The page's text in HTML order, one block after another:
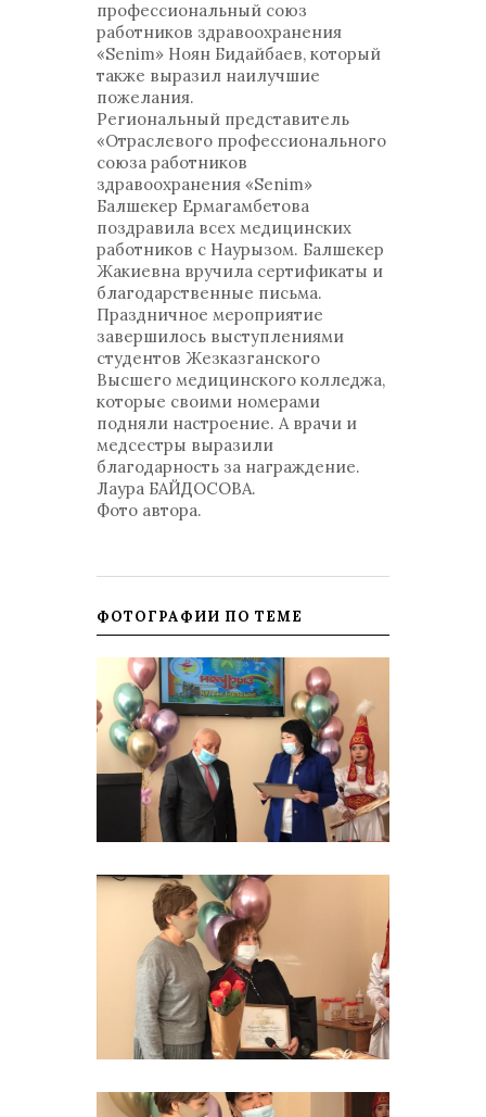
профессиональный союз
работников здравоохранения
«Senim» Ноян Бидайбаев, который
также выразил наилучшие
пожелания.
Региональный представитель
«Отраслевого профессионального
союза работников
здравоохранения «Senim»
Балшекер Ермагамбетова
поздравила всех медицинских
работников с Наурызом. Балшекер
Жакиевна вручила сертификаты и
благодарственные письма.
Праздничное мероприятие
завершилось выступлениями
студентов Жезказганского
Высшего медицинского колледжа,
которые своими номерами
подняли настроение. А врачи и
медсестры выразили
благодарность за награждение.
Лаура БАЙДОСОВА.
Фото автора.
ФОТОГРАФИИ ПО ТЕМЕ